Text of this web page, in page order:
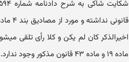
ماده ۱۹ و ماده ۴۳ قانون مذکور وجود ندارد./